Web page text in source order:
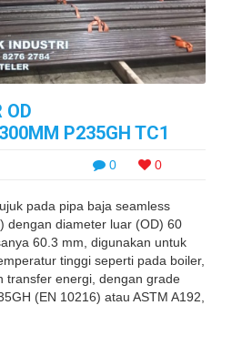
OD
P235GH TC1
0 0
pada pipa baja seamless
dengan diameter luar (OD) 60
60.3 mm, digunakan untuk
tinggi seperti pada boiler,
transfer energi, dengan grade
(EN 10216) atau ASTM A192,